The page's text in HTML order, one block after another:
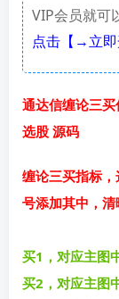
VIP会员就可
点击【→立即
通达信缠论三
选股 源码
缠论三买指标
号添加其中，清
买1，对应主图
买2，对应主图